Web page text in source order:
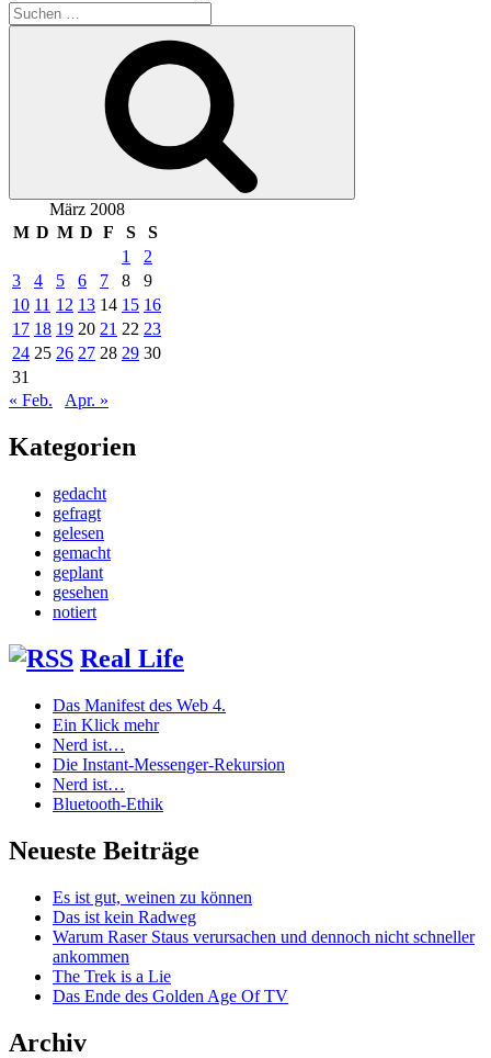
Suchen
nach:
März 2008
M D M D F S
S
1
2
3
4 5 6 7 8
9
10 11 12 13 14 15 16
17 18 19 20 21 22 23
24 25 26 27 28 29 30
31
« Feb.
Apr. »
Kategorien
gedacht
gefragt
gelesen
gemacht
geplant
gesehen
notiert
Real Life
Das Manifest des Web 4.
Ein Klick mehr
Nerd ist…
Die Instant-Messenger-Rekursion
Nerd ist…
Bluetooth-Ethik
Neueste Beiträge
Es ist gut, weinen zu können
Das ist kein Radweg
Warum Raser Staus verursachen und dennoch nicht schneller
ankommen
The Trek is a Lie
Das Ende des Golden Age Of TV
Archiv